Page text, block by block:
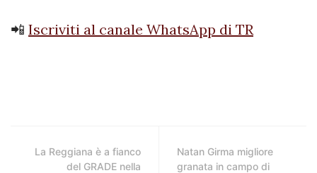
📲 Iscriviti al canale WhatsApp di TR
La Reggiana è a fianco
del GRADE nella
Natan Girma migliore
granata in campo di